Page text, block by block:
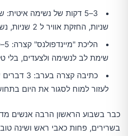
שניות, החזקת אוויר ל 2 שניות, נשיפה איטית ל 6–8 שניות.
שימת לב לנשימה ולצעדים, בלי
כתיבה קצרה
לעזור למוח לסגור את היום
כבר בשבוע הראשון הרבה אנשים
בשרירים, פחות כאבי ראש ושינה